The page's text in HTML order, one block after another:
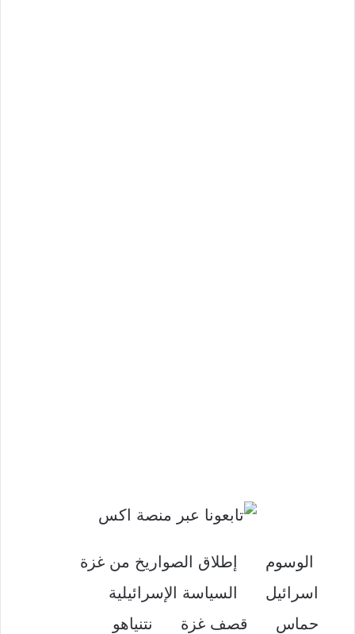
الوسوم
إطلاق الصواريخ من غزة
اسرائيل
السياسة الإسرائيلية
حماس
قصف غزة نتنياهو